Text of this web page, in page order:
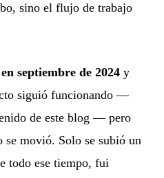
sino el flujo de trabajo
septiembre de 2024 y
siguió funcionando —
de este blog — pero
movió. Solo se subió un
todo ese tiempo, fui